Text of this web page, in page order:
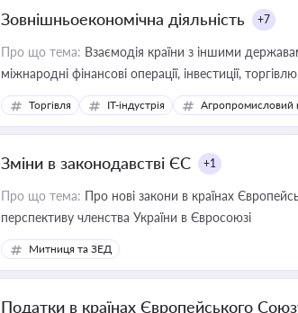
Зовнішньоекономічна діяльність +7
Про що тема: Взаємодія країни з іншими
міжнародні фінансові операції, інвестиції,
Торгівля IT-індустрія Агропромисловий
Зміни в законодавстві ЄС +1
Про що тема: Про нові закони в країнах Європейського Союзу, які впливають на умови торгівлі,
перспективу членства України в Євросоюзі
Митниця та ЗЕД
Податки в країнах Європейського